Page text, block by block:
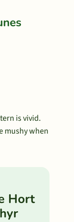
is vivid.
mushy when
Hort